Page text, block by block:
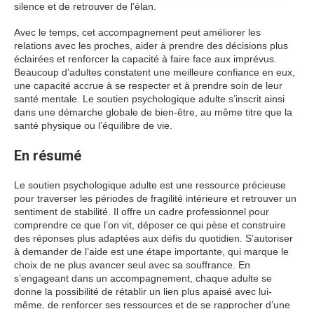
silence et de retrouver de l’élan.
Avec le temps, cet accompagnement peut améliorer les
relations avec les proches, aider à prendre des décisions plus
éclairées et renforcer la capacité à faire face aux imprévus.
Beaucoup d’adultes constatent une meilleure confiance en eux,
une capacité accrue à se respecter et à prendre soin de leur
santé mentale. Le soutien psychologique adulte s’inscrit ainsi
dans une démarche globale de bien-être, au même titre que la
santé physique ou l’équilibre de vie.
En résumé
Le soutien psychologique adulte est une ressource précieuse
pour traverser les périodes de fragilité intérieure et retrouver un
sentiment de stabilité. Il offre un cadre professionnel pour
comprendre ce que l’on vit, déposer ce qui pèse et construire
des réponses plus adaptées aux défis du quotidien. S’autoriser
à demander de l’aide est une étape importante, qui marque le
choix de ne plus avancer seul avec sa souffrance. En
s’engageant dans un accompagnement, chaque adulte se
donne la possibilité de rétablir un lien plus apaisé avec lui-
même, de renforcer ses ressources et de se rapprocher d’une